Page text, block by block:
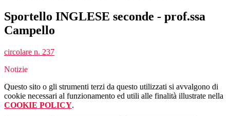
Sportello INGLESE seconde - prof.ssa
Campello
circolare n. 237
Notizie
Questo sito o gli strumenti terzi da questo utilizzati si avvalgono di
cookie necessari al funzionamento ed utili alle finalità illustrate nella
COOKIE POLICY.